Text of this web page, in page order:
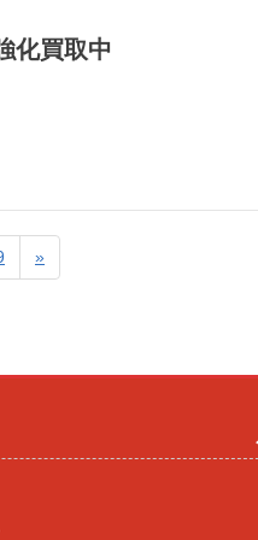
化買取中
»